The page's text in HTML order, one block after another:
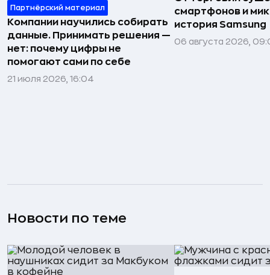
Партнёрский материал
Компании научились собирать
данные. Принимать решения —
нет: почему цифры не
помогают сами по себе
21 июля 2026, 16:04
смартфонов и
история Samsung
06 августа 2026,
Новости по теме